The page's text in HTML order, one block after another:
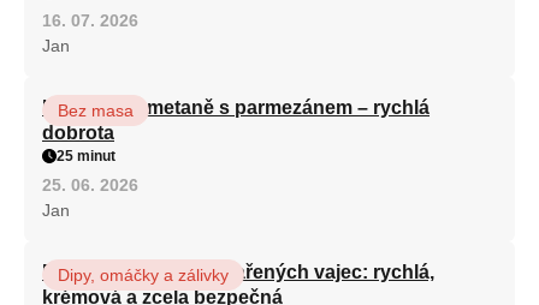
16. 07. 2026
Jan
Houby na smetaně s parmezánem – rychlá
dobrota
Bez masa
25 minut
25. 06. 2026
Jan
Domácí majonéza z vařených vajec: rychlá,
krémová a zcela bezpečná
Dipy, omáčky a zálivky